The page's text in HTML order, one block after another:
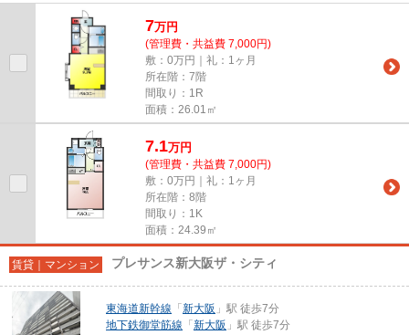
2駅利用できる物件は電車での...
7万円
(管理費・共益費 7,000円)
敷：0万円｜礼：1ヶ月
所在階：7階
間取り：1R
面積：26.01㎡
7.1万円
(管理費・共益費 7,000円)
敷：0万円｜礼：1ヶ月
所在階：8階
間取り：1K
面積：24.39㎡
賃貸｜マンション プレサンス新大阪ザ・シティ
東海道新幹線 「 新大阪 」駅 徒歩7分
地下鉄御堂筋線 「 新大阪 」駅 徒歩7分